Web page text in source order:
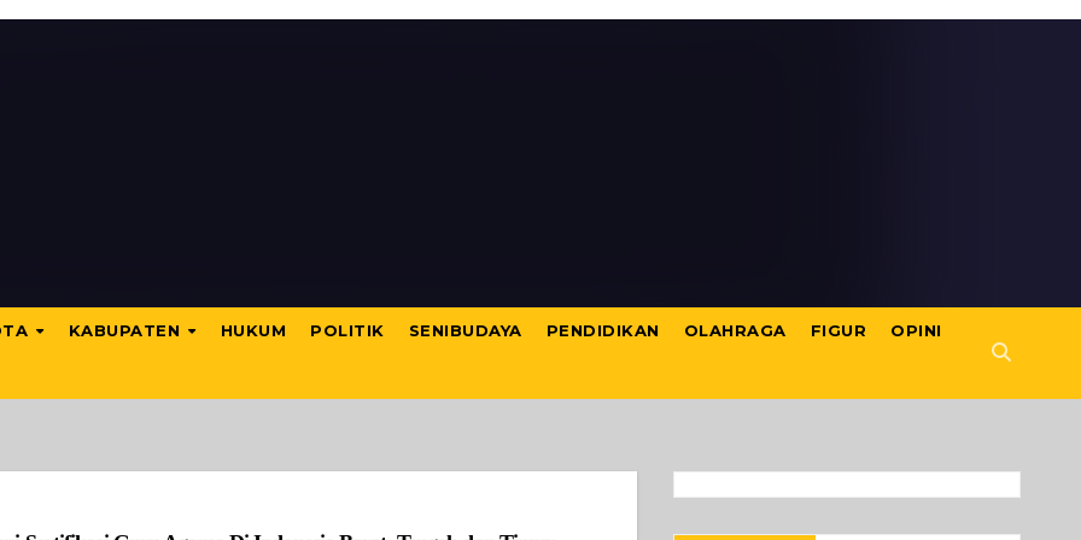
KABUPATEN HUKUM POLITIK SENIBUDAYA PENDIDIKAN OLAHRAGA FIGUR OPINI